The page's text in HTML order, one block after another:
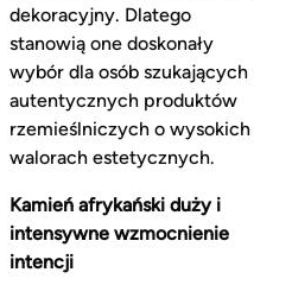
dekoracyjny. Dlatego
stanowią one doskonały
wybór dla osób szukających
autentycznych produktów
rzemieślniczych o wysokich
walorach estetycznych.
Kamień afrykański duży i
intensywne wzmocnienie
intencji